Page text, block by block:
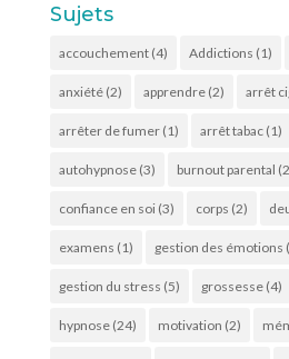
Sujets
accouchement(4) Addictions (1)
anxiété(2) apprendre(2) arrêt
arrêter de fumer(1) arrêt tabac(1)
autohypnose(3) burnout parental
confiance en soi(3) corps (2)
examens (1) gestion des émotions
gestion du stress (5) grossesse(4)
hypnose(24) motivation (2)